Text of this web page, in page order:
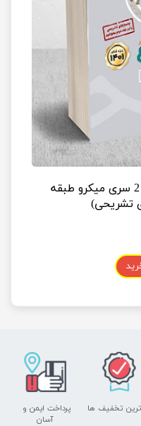
کتاب فارسی جامع کنکور جلد 2 سری میکرو طبقه
تشریحی)
پرداخت ایمن و ​​​​​​​
آسان
تخفیف ها